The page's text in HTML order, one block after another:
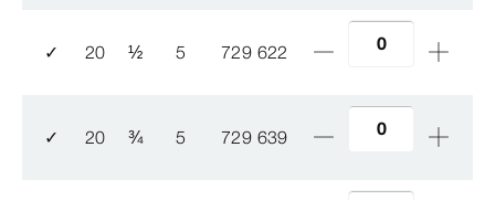
✓ 20 ½ 5 729 622
✓ 20 ¾ 5 729 639